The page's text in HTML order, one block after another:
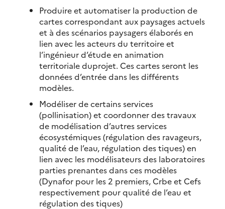
Produire et automatiser la production de
cartes correspondant aux paysages actuels
et à des scénarios paysagers élaborés en
lien avec les acteurs du territoire et
l’ingénieur d’étude en animation
territoriale duprojet. Ces cartes seront les
données d’entrée dans les différents
modèles.
Modéliser de certains services
(pollinisation) et coordonner des travaux
de modélisation d’autres services
écosystémiques (régulation des ravageurs,
qualité de l’eau, régulation des tiques) en
lien avec les modélisateurs des laboratoires
parties prenantes dans ces modèles
(Dynafor pour les 2 premiers, Crbe et Cefs
respectivement pour qualité de l’eau et
régulation des tiques)